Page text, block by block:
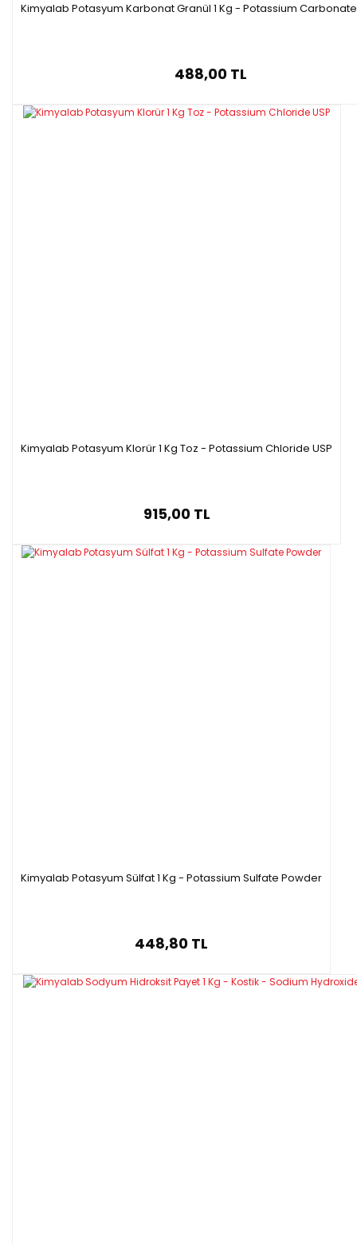
Kimyalab Potasyum Karbonat Granül 1 Kg - Potassium
488,00 TL
Kimyalab Potasyum Klorür 1 Kg Toz - Potassium Chloride USP
915,00 TL
Kimyalab Potasyum Sülfat 1 Kg - Potassium Sulfate Powder
448,80 TL